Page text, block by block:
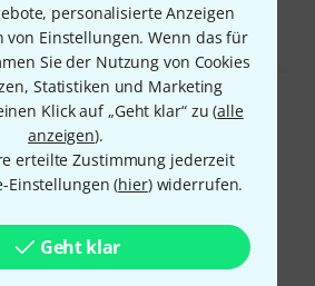
personalisierte Anzeigen
von Einstellungen. Wenn das für
Sie der Nutzung von Cookies
Statistiken und Marketing
Klick auf „Geht klar“ zu (alle
anzeigen).
erteilte Zustimmung jederzeit
Einstellungen (hier) widerrufen.
Geht klar
BEWERTUNG MELDEN
Sound
Wutbürger Stefan 30.01.2013
einige Sorten von Fellen